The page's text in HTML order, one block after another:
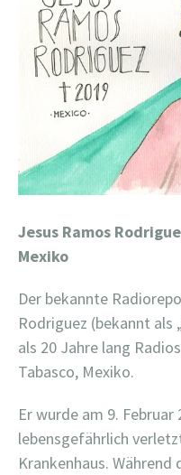
Jesus Ramos
Mexiko
Der bekannte
Rodriguez (bekannt als
als 20 Jahre lang
Tabasco, Mexiko.
Er wurde am 9. Februar
lebensgefährlich
Krankenhaus.